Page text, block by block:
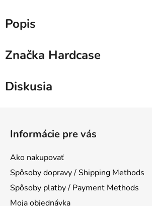
Popis
Značka Hardcase
Diskusia
Informácie pre vás
Ako nakupovať
Spôsoby dopravy / Shipping Methods
Spôsoby platby / Payment Methods
Moja objednávka